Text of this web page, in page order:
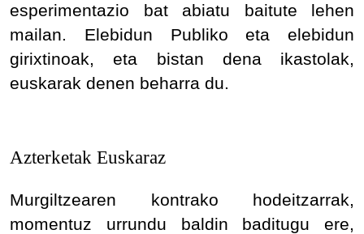
esperimentazio bat abiatu baitute lehen
mailan. Elebidun Publiko eta elebidun
girixtinoak, eta bistan dena ikastolak,
euskarak denen beharra du.
Azterketak Euskaraz
Murgiltzearen kontrako hodeitzarrak,
momentuz urrundu baldin baditugu ere,